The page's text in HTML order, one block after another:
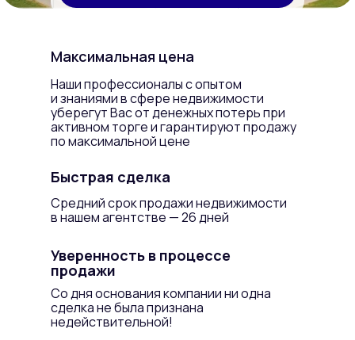
Максимальная цена
Быстрая сделка
Уверенность в процессе
продажи
Наши профессионалы с опытом
и знаниями в сфере недвижимости
уберегут Вас от денежных потерь при
активном торге и гарантируют продажу
по максимальной цене
Средний срок продажи недвижимости
в нашем агентстве — 26 дней
Со дня основания компании ни одна
сделка не была признана
недействительной!